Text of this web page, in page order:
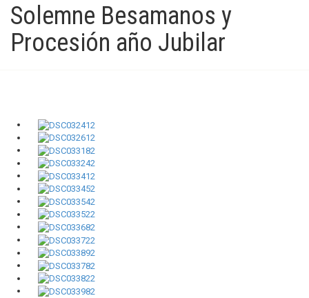
Solemne Besamanos y
Procesión año Jubilar